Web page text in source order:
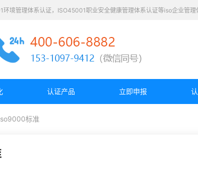
境管理体系认证，ISO45001职业安全健康管理体系认证等iso企业管理
认证产品 立即申报
标准